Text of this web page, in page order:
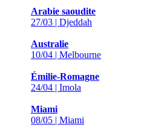
Arabie saoudite
27/03 | Djeddah
Australie
10/04 | Melbourne
Émilie-Romagne
24/04 | Imola
Miami
08/05 | Miami